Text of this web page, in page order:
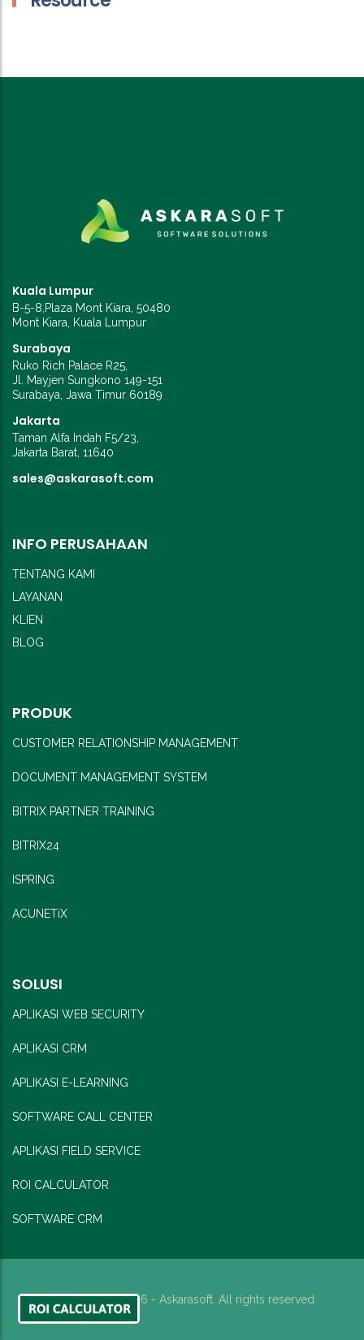
Kuala Lumpur
B-5-8,Plaza Mont Kiara, 50480
Mont Kiara, Kuala Lumpur
Surabaya
Ruko Rich Palace R25,
Jl. Mayjen Sungkono 149-151
Surabaya, Jawa Timur 60189
Jakarta
Taman Alfa Indah F5/23,
Jakarta Barat, 11640
sales@askarasoft.com
INFO PERUSAHAAN
TENTANG KAMI
LAYANAN
KLIEN
BLOG
PRODUK
CUSTOMER RELATIONSHIP MANAGEMENT
DOCUMENT MANAGEMENT SYSTEM
BITRIX PARTNER TRAINING
BITRIX24
ISPRING
ACUNETiX
SOLUSI
APLIKASI WEB SECURITY
APLIKASI CRM
APLIKASI E-LEARNING
SOFTWARE CALL CENTER
APLIKASI FIELD SERVICE
ROI CALCULATOR
SOFTWARE CRM
Copyright © 2026 - Askarasoft. All rights reserved